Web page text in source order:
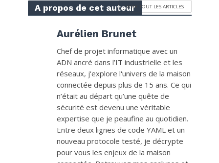
A propos de cet auteurVOIR TOUT LES ARTICLES
Aurélien Brunet
Chef de projet informatique avec un
ADN ancré dans l’IT industrielle et les
réseaux, j'explore l'univers de la maison
connectée depuis plus de 15 ans. Ce qui
n’était au départ qu’une quête de
sécurité est devenu une véritable
expertise que je peaufine au quotidien.
Entre deux lignes de code YAML et un
nouveau protocole testé, je décrypte
pour vous les enjeux de la maison